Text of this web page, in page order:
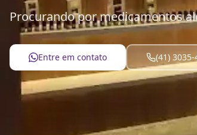
Procurando por medicamentos
Entre em contato (41)